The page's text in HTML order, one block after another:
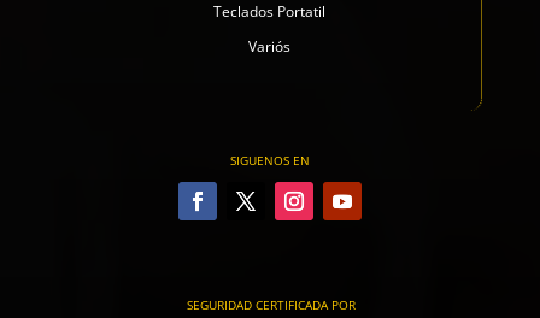
Teclados Portatil
Variós
SIGUENOS EN
SEGURIDAD CERTIFICADA POR